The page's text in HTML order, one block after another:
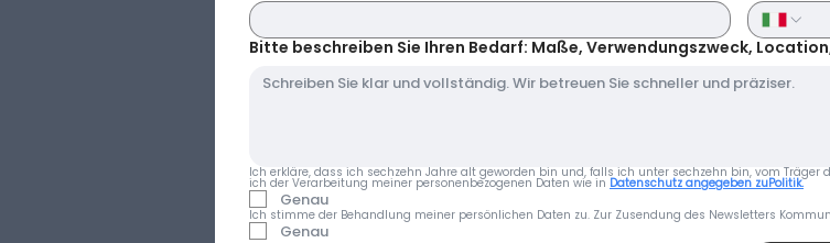
Bitte beschreiben Sie Ihren Bedarf: Maße, Verwendungszweck,
Ich erkläre, dass ich sechzehn Jahre alt geworden bin und, falls ich unter sechzehn bin, vom
ich der Verarbeitung meiner personenbezogenen Daten wie in Datenschutz angegeben zuPolitik.
Genau
Ich stimme der Behandlung meiner persönlichen Daten zu. Zur Zusendung des Newsletters
Genau